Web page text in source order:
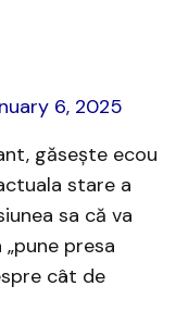
6, 2025
găsește ecou
stare a
sa că va
presa
cât de